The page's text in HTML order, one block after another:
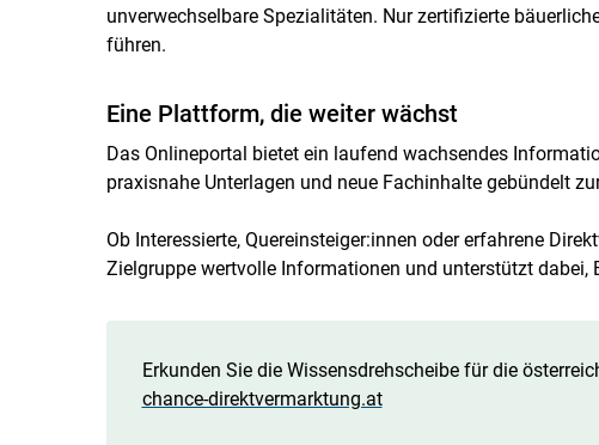
unverwechselbare Spezialitäten. Nur zertifizierte
führen.
Eine Plattform, die weiter wächst
Das Onlineportal bietet ein laufend wachsendes
praxisnahe Unterlagen und neue Fachinhalte gebündelt
Ob Interessierte, Quereinsteiger:innen oder erfahrene
Zielgruppe wertvolle Informationen und unterstützt dabei,
Erkunden Sie die Wissensdrehscheibe für die
chance-direktvermarktung.at